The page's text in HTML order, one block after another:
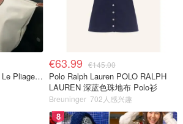
Longchamp Longchamp Le Pliage 大号手提包
€63.99 €145.00
Polo Ralph Lauren POLO RALPH
LAUREN 深蓝色珠地布 Polo衫
Breuninger 702人感兴趣
8